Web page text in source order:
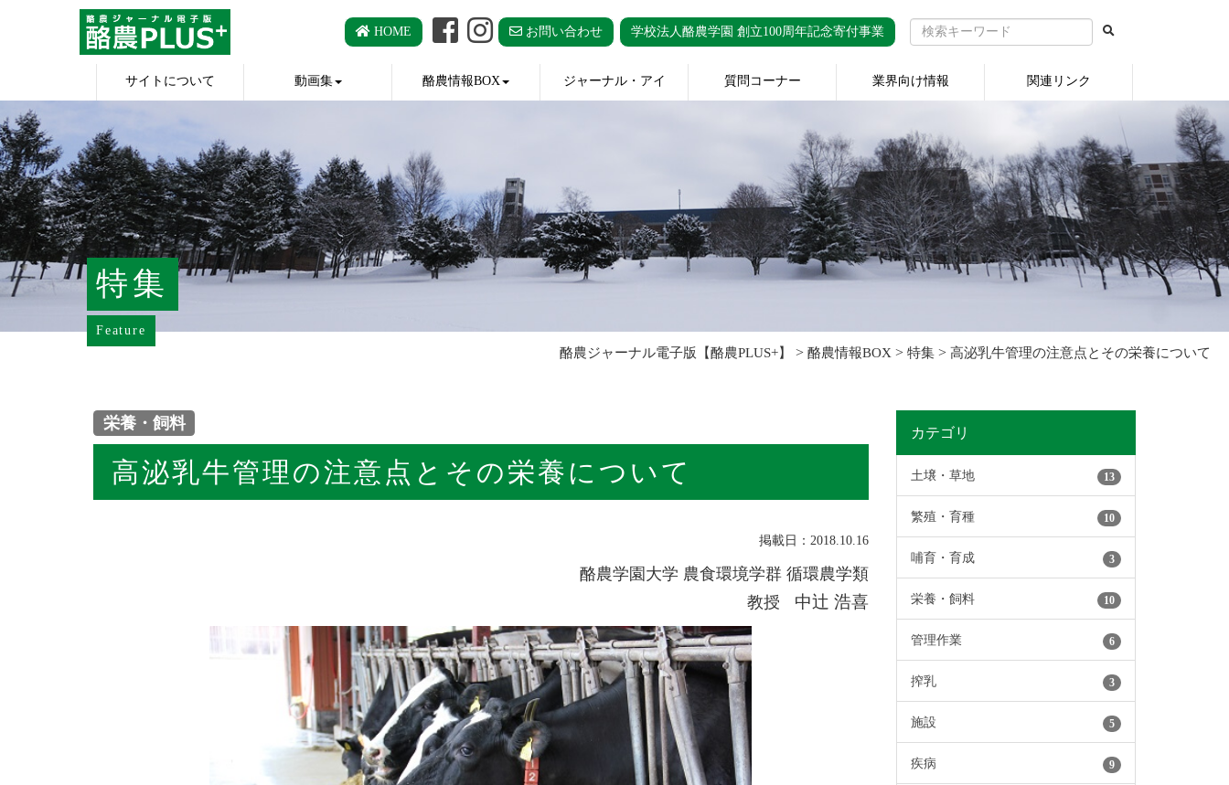
HOME お問い合わせ 学校法人酪農学園 創立100周年記念寄付事業
サイトについて 動画集 酪農情報BOX ジャーナル・アイ 質問コーナー 業界向け情報 関連リンク
特集
Feature
酪農ジャーナル電子版【酪農PLUS+】 > 酪農情報BOX > 特集 > 高泌乳牛管理の注意点とその栄養について
栄養・飼料
高泌乳牛管理の注意点とその栄養について
掲載日：2018.10.16
酪農学園大学 農食環境学群 循環農学類
教授
中辻 浩喜
カテゴリ
土壌・草地 13
繁殖・育種 10
哺育・育成 3
栄養・飼料 10
管理作業 6
搾乳 3
施設 5
疾病 9